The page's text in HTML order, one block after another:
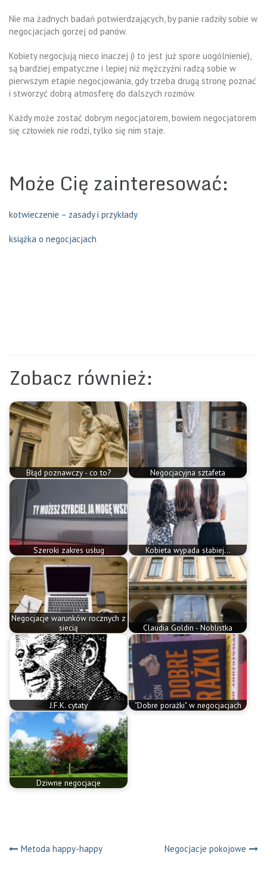
Nie ma żadnych badań potwierdzających, by panie radziły sobie w
negocjacjach gorzej od panów.
Kobiety negocjują nieco inaczej (i to jest już spore uogólnienie),
są bardziej empatyczne i lepiej niż mężczyźni radzą sobie w
pierwszym etapie negocjowania, gdy trzeba drugą stronę poznać
i stworzyć dobrą atmosferę do dalszych rozmów.
Każdy może zostać dobrym negocjatorem, bowiem negocjatorem
się człowiek nie rodzi, tylko się nim staje.
Może Cię zainteresować:
kotwieczenie – zasady i przykłady
książka o negocjacjach
Zobacz również:
Błąd poznawczy - co to? Negocjacyjna sztafeta
Szeroki zakres usług Kobieta wypada słabiej...
Negocjacje warunków rocznych z
siecią
Claudia Goldin - Noblistka
J.F.K. cytaty "Dobre porażki" w negocjacjach
Dziwne negocjacje
Nawigacja
Metoda happy-happy Negocjacje pokojowe